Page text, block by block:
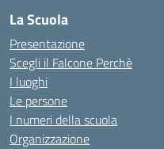
La Scuola
Presentazione
Scegli il Falcone Perchè
I luoghi
Le persone
I numeri della scuola
Organizzazione